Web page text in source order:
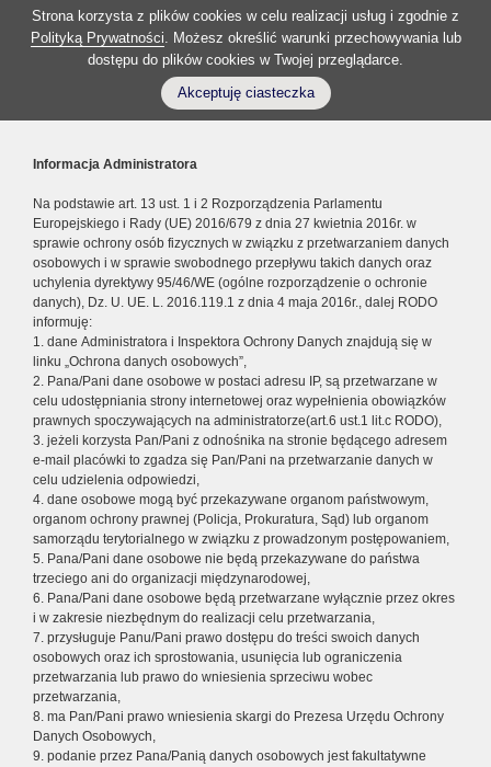
Strona korzysta z plików cookies w celu realizacji usług i zgodnie z
Polityką Prywatności. Możesz określić warunki przechowywania lub
dostępu do plików cookies w Twojej przeglądarce.
Akceptuję ciasteczka
Informacja Administratora
Na podstawie art. 13 ust. 1 i 2 Rozporządzenia Parlamentu
Europejskiego i Rady (UE) 2016/679 z dnia 27 kwietnia 2016r. w
sprawie ochrony osób fizycznych w związku z przetwarzaniem danych
osobowych i w sprawie swobodnego przepływu takich danych oraz
uchylenia dyrektywy 95/46/WE (ogólne rozporządzenie o ochronie
danych), Dz. U. UE. L. 2016.119.1 z dnia 4 maja 2016r., dalej RODO
informuję:
1. dane Administratora i Inspektora Ochrony Danych znajdują się w
linku „Ochrona danych osobowych”,
2. Pana/Pani dane osobowe w postaci adresu IP, są przetwarzane w
celu udostępniania strony internetowej oraz wypełnienia obowiązków
prawnych spoczywających na administratorze(art.6 ust.1 lit.c RODO),
3. jeżeli korzysta Pan/Pani z odnośnika na stronie będącego adresem
e-mail placówki to zgadza się Pan/Pani na przetwarzanie danych w
celu udzielenia odpowiedzi,
4. dane osobowe mogą być przekazywane organom państwowym,
organom ochrony prawnej (Policja, Prokuratura, Sąd) lub organom
samorządu terytorialnego w związku z prowadzonym postępowaniem,
5. Pana/Pani dane osobowe nie będą przekazywane do państwa
trzeciego ani do organizacji międzynarodowej,
6. Pana/Pani dane osobowe będą przetwarzane wyłącznie przez okres
i w zakresie niezbędnym do realizacji celu przetwarzania,
7. przysługuje Panu/Pani prawo dostępu do treści swoich danych
osobowych oraz ich sprostowania, usunięcia lub ograniczenia
przetwarzania lub prawo do wniesienia sprzeciwu wobec
przetwarzania,
8. ma Pan/Pani prawo wniesienia skargi do Prezesa Urzędu Ochrony
Danych Osobowych,
9. podanie przez Pana/Panią danych osobowych jest fakultatywne